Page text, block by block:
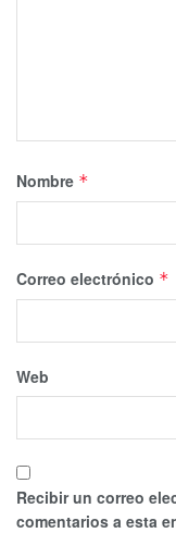
Nombre *
Correo electrónico *
Web
Recibir un correo
comentarios a esta